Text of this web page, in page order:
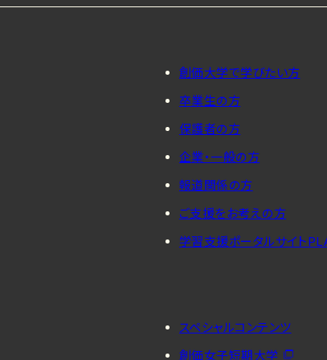
創価大学で学びたい方
卒業生の方
保護者の方
企業・一般の方
報道関係の方
ご支援をお考えの方
学習支援ポータルサイト
スペシャルコンテンツ
創価女子短期大学